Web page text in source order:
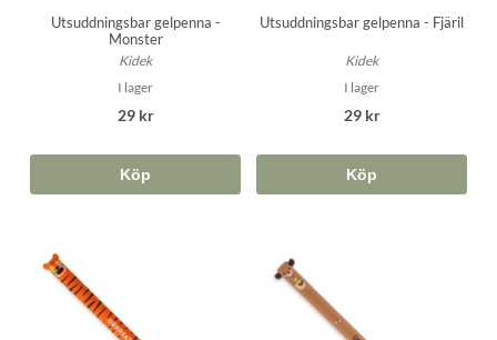
Utsuddningsbar gelpenna -
Monster
Kidek
I lager
29 kr
Köp
Utsuddningsbar gelpenna - Fjäril
Kidek
I lager
29 kr
Köp